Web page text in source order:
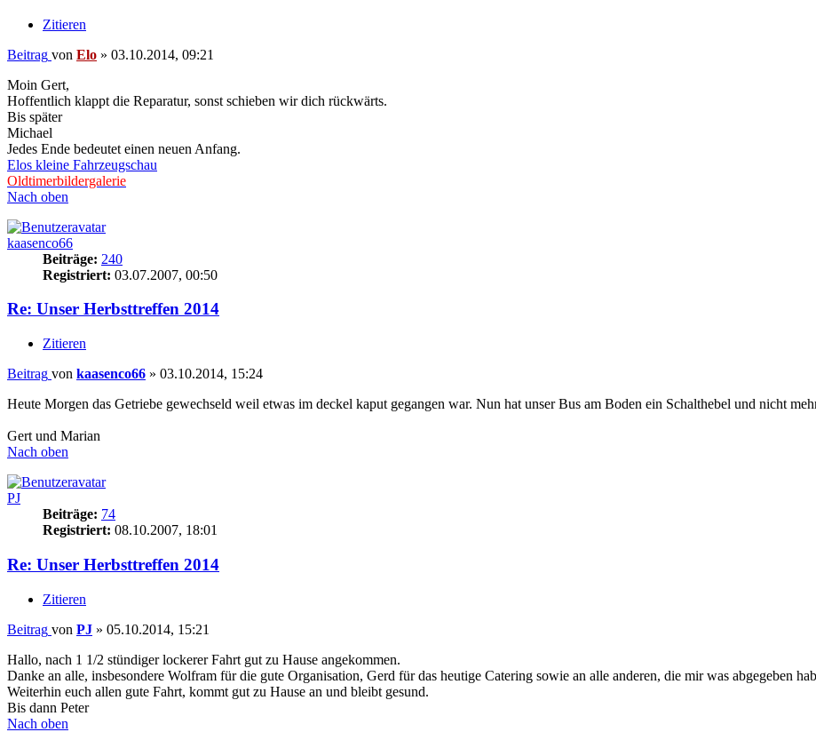
Zitieren
Beitrag von Elo » 03.10.2014, 09:21
Moin Gert,
Hoffentlich klappt die Reparatur, sonst schieben wir dich rückwärts.
Bis später
Michael
Jedes Ende bedeutet einen neuen Anfang.
Elos kleine Fahrzeugschau
Oldtimerbildergalerie
Nach oben
kaasenco66
Beiträge: 240
Registriert: 03.07.2007, 00:50
Re: Unser Herbsttreffen 2014
Zitieren
Beitrag von kaasenco66 » 03.10.2014, 15:24
Heute Morgen das Getriebe gewechseld weil etwas im deckel kaput gegangen war. Nun hat unser Bus am Boden ein Schalthebel und nicht
Gert und Marian
Nach oben
PJ
Beiträge: 74
Registriert: 08.10.2007, 18:01
Re: Unser Herbsttreffen 2014
Zitieren
Beitrag von PJ » 05.10.2014, 15:21
Hallo, nach 1 1/2 stündiger lockerer Fahrt gut zu Hause angekommen.
Danke an alle, insbesondere Wolfram für die gute Organisation, Gerd für das heutige Catering sowie an alle anderen, die mir was abgegeben
Weiterhin euch allen gute Fahrt, kommt gut zu Hause an und bleibt gesund.
Bis dann Peter
Nach oben